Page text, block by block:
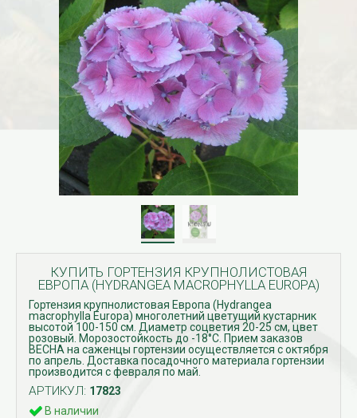
КУПИТЬ ГОРТЕНЗИЯ КРУПНОЛИСТОВАЯ
ЕВРОПА (HYDRANGEA MACROPHYLLA EUROPA)
Гортензия крупнолистовая Европа (Hydrangea
macrophylla Europa) многолетний цветущий кустарник
высотой 100-150 см. Диаметр соцветия 20-25 см, цвет
розовый. Морозостойкость до -18°С. Прием заказов
ВЕСНА на саженцы гортензии осуществляется с октября
по апрель. Доставка посадочного материала гортензии
производится с февраля по май.
АРТИКУЛ: 17823
В наличии